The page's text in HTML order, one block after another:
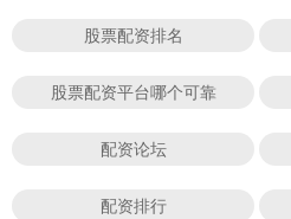
股票配资排名
股票配资平台哪个可靠
配资论坛
配资排行